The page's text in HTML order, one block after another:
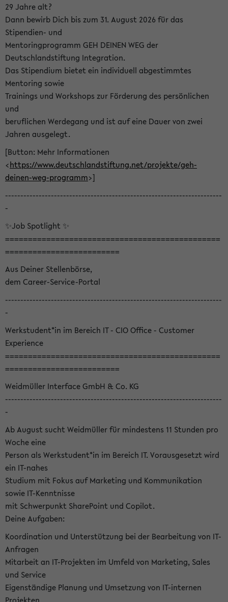
29 Jahre alt?
Dann bewirb Dich bis zum 31. August 2026 für das
Stipendien- und
Mentoringprogramm GEH DEINEN WEG der
Deutschlandstiftung Integration.
Das Stipendium bietet ein individuell abgestimmtes
Mentoring sowie
Trainings und Workshops zur Förderung des persönlichen
und
beruflichen Werdegang und ist auf eine Dauer von zwei
Jahren ausgelegt.
[Button: Mehr Informationen
<https://www.deutschlandstiftung.net/projekte/geh-
deinen-weg-programm>]
-----------------------------------------------------------------------
-
✨Job Spotlight ✨
===============================================
=========================
Aus Deiner Stellenbörse,
dem Career-Service-Portal
-----------------------------------------------------------------------
-
Werkstudent*in im Bereich IT - CIO Office - Customer
Experience
===============================================
=========================
Weidmüller Interface GmbH & Co. KG
-----------------------------------------------------------------------
-
Ab August sucht Weidmüller für mindestens 11 Stunden pro
Woche eine
Person als Werkstudent*in im Bereich IT. Vorausgesetzt wird
ein IT-nahes
Studium mit Fokus auf Marketing und Kommunikation
sowie IT-Kenntnisse
mit Schwerpunkt SharePoint und Copilot.
Deine Aufgaben:
Koordination und Unterstützung bei der Bearbeitung von IT-
Anfragen
Mitarbeit an IT-Projekten im Umfeld von Marketing, Sales
und Service
Eigenständige Planung und Umsetzung von IT-internen